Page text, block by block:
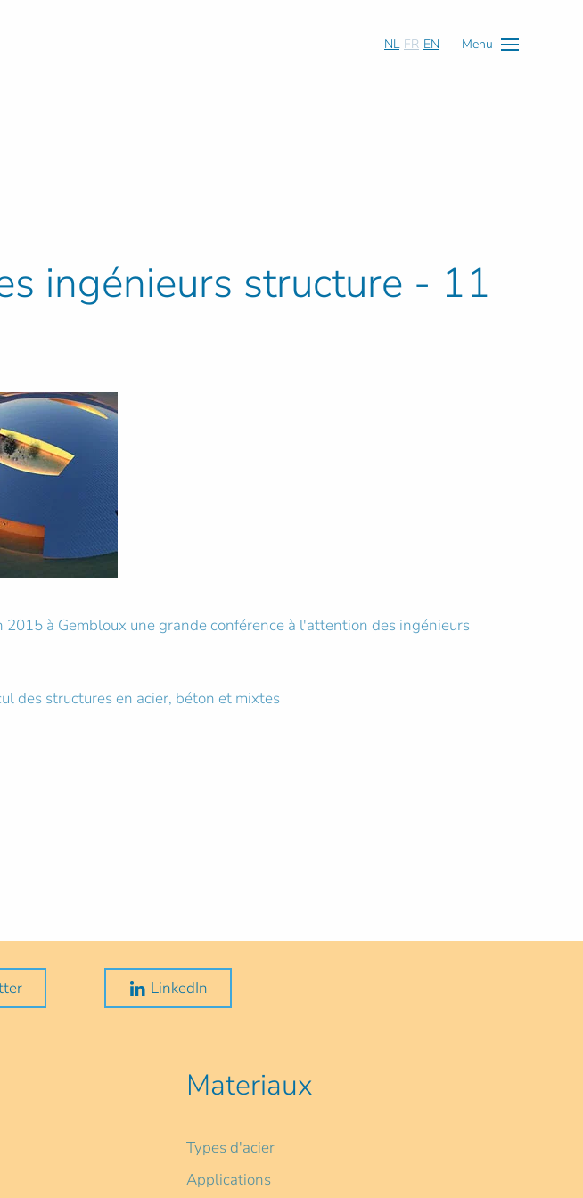
NL FR EN Menu
ingénieurs structure - 11
à Gembloux une grande conférence à l'attention des ingénieurs
des structures en acier, béton et mixtes
LinkedIn
Materiaux
Types d'acier
Applications